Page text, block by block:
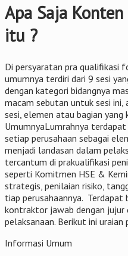
Apa Saja
itu ?
Di persyaratan pra qualifikasi
umumnya terdiri dari 9 sesi
dengan kategori bidangnya
macam sebutan untuk sesi ini,
sesi, elemen atau bagian yang
UmumnyaLumrahnya
setiap perusahaan sebagai
menjadi landasan dalam
tercantum di prakualifikasi
seperti Komitmen HSE &
strategis, penilaian risiko,
tiap perusahaannya. Terdapat
kontraktor jawab dengan jujur
pelaksanaan. Berikut ini uraian
Informasi Umum